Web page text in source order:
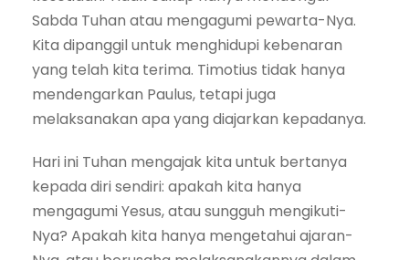
Sabda Tuhan atau mengagumi pewarta-Nya.
Kita dipanggil untuk menghidupi kebenaran
yang telah kita terima. Timotius tidak hanya
mendengarkan Paulus, tetapi juga
melaksanakan apa yang diajarkan kepadanya.
Hari ini Tuhan mengajak kita untuk bertanya
kepada diri sendiri: apakah kita hanya
mengagumi Yesus, atau sungguh mengikuti-
Nya? Apakah kita hanya mengetahui ajaran-